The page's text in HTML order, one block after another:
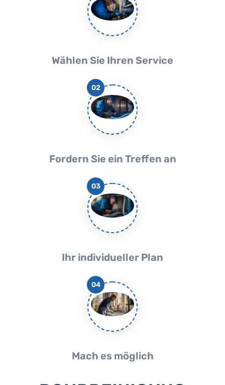
Wählen Sie Ihren Service
02
Fordern Sie ein Treffen an
03
Ihr individueller Plan
04
Mach es möglich